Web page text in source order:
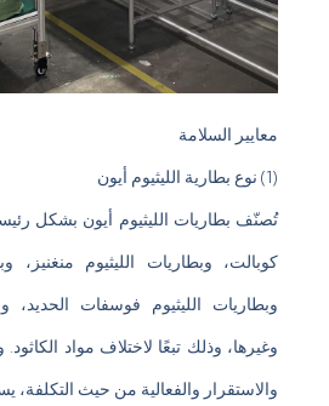
معايير السلامة
تُصنّف بطاريات الليثيوم أيون بشكل رئيسي إلى
كوبالت، وبطاريات الليثيوم منغنيز،
وبطاريات الليثيوم فوسفات الحديد،
وغيرها، وذلك تبعًا لاختلاف مواد الكاثود. ونظرًا